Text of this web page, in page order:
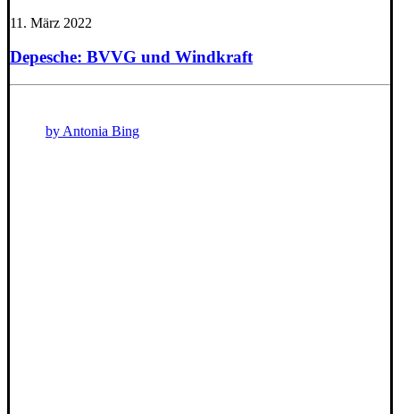
11. März 2022
Depesche: BVVG und Windkraft
by Antonia Bing